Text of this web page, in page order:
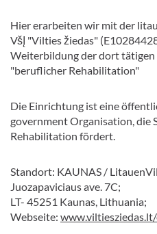
Hier erarbeiten wir mit der
VšĮ "Vilties žiedas"
Weiterbildung der dort tätigen
"beruflicher Rehabilitation"
Die Einrichtung ist eine
government Organisation, die
Rehabilitation fördert.
Standort: KAUNAS /
Juozapaviciaus ave. 7C;
LT- 45251 Kaunas, Lithuania;
Webseite: